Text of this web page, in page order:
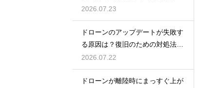
ルール
2026.07.23
ドローンのアップデートが失敗す
る原因は？復旧のための対処法を
解説
2026.07.22
ドローンが離陸時にまっすぐ上が